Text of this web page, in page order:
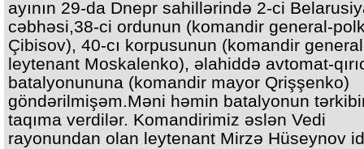
ayının 29-da Dnepr sahillərində 2-ci
cəbhəsi,38-ci ordunun (komandir general-
Çibisov), 40-cı korpusunun (komandir
leytenant Moskalenko), əlahiddə avtomat-
batalyonununa (komandir mayor Qrişşenko)
göndərilmişəm.Məni həmin batalyonun
taqıma verdilər. Komandirimiz əslən Vedi
rayonundan olan leytenant Mirzə Hüseynov